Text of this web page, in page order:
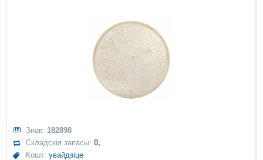
Знак: 182898
Складскія запасы:0,
Кошт:увайдзіце